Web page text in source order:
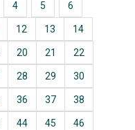
4 5 6
12 13 14
20 21 22
28 29 30
36 37 38
44 45 46